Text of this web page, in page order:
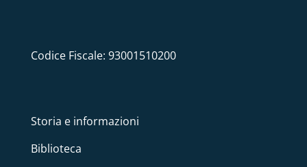
Codice Fiscale: 93001510200
Storia e informazioni
Biblioteca